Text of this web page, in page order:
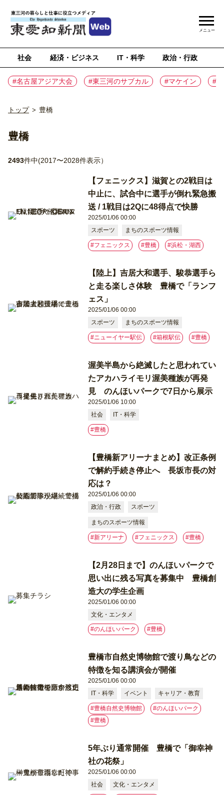
社会 経済・ビジネス IT・科学 政治・行政
#名古屋アジア大会 #東三河のサブカル #マケイン #
メニュー
トップ > 豊橋
豊橋
2493件中(2017〜2028件表示）
【フェニックス】滋賀との2戦目は
中止に、試合中に選手が倒れ緊急搬
送 / 1戦目は2Qに48得点で快勝
2025/01/06 00:00
スポーツ
まちのスポーツ情報
#フェニックス #豊橋 #浜松・湖西
【陸上】吉居大和選手、駿恭選手ら
と走る楽しさ体験 豊橋で「ランフ
ェス」
2025/01/06 00:00
スポーツ
まちのスポーツ情報
#ニューイヤー駅伝 #箱根駅伝 #豊橋
渥美半島から絶滅したと思われてい
たアカハライモリ渥美種族が再発
見 のんほいパークで7日から展示
2025/01/06 10:00
社会
IT・科学
#豊橋
【豊橋新アリーナまとめ】改正条例
で解約手続き停止へ 長坂市長の対
応は？
2025/01/06 00:00
政治・行政
スポーツ
まちのスポーツ情報
#新アリーナ #フェニックス #豊橋
【2月28日まで】のんほいパークで
思い出に残る写真を募集中 豊橋創
造大の学生企画
2025/01/06 00:00
文化・エンタメ
#のんほいパーク #豊橋
豊橋市自然史博物館で渡り鳥などの
特徴を知る講演会が開催
2025/01/06 00:00
IT・科学
イベント キャリア・教育
#豊橋自然史博物館
#のんほいパーク
#豊橋
5年ぶり通常開催 豊橋で「御幸神
社の花祭」
2025/01/06 00:00
社会
文化・エンタメ